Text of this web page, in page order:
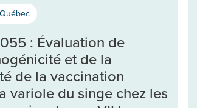
: Évaluation de
et de la
de la vaccination
variole du singe chez les